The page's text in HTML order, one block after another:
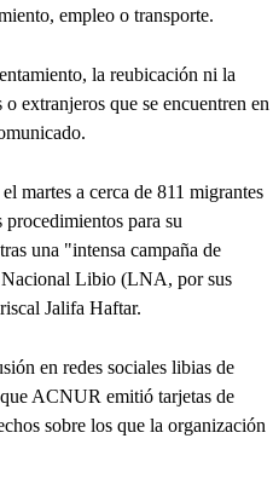
empleo o transporte.
la reubicación ni la
extranjeros que se encuentren en
martes a cerca de 811 migrantes
para su
una "intensa campaña de
Libio (LNA, por sus
Jalifa Haftar.
en redes sociales libias de
ACNUR emitió tarjetas de
sobre los que la organización